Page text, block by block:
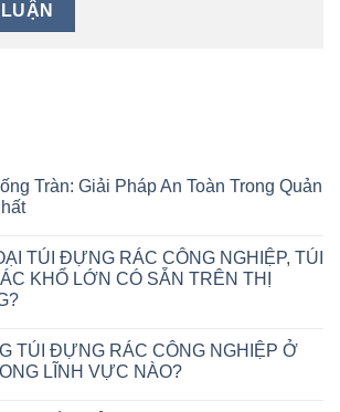
Tràn: Giải Pháp An Toàn Trong Quản
TÚI ĐỰNG RÁC CÔNG NGHIỆP, TÚI
KHỔ LỚN CÓ SẴN TRÊN THỊ
TÚI ĐỰNG RÁC CÔNG NGHIỆP Ở
LĨNH VỰC NÀO?